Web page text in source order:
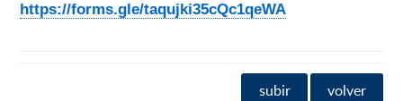
https://forms.gle/taqujki35cQc1qeWA
subir volver